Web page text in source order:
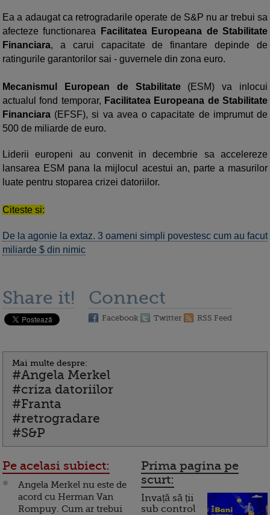
Ea a adaugat ca retrogradarile operate de S&P nu ar trebui sa
afecteze functionarea
Facilitatea Europeana de Stabilitate
Financiara, a carui capacitate de finantare depinde de
ratingurile garantorilor sai - guvernele din zona euro.
Mecanismul European de Stabilitate(ESM) va inlocui
actualul fond temporar, Facilitatea Europeana de Stabilitate
Financiara (EFSF), si va avea o capacitate de imprumut de
500 de miliarde de euro.
Liderii europeni au convenit in decembrie sa accelereze
lansarea ESM pana la mijlocul acestui an, parte a masurilor
luate pentru stoparea crizei datoriilor.
Citeste si:
De la agonie la extaz. 3 oameni simpli povestesc cum au facut
miliarde $ din nimic
Share it! Connect
Facebook Twitter RSS Feed
Mai multe despre:
#Angela Merkel
#criza datoriilor
#Franta
#retrogradare
#S&P
Pe acelasi subiect:
Angela Merkel nu este de
acord cu Herman Van
Rompuy. Cum ar trebui
Prima pagina pe
scurt:
Invață să ții
sub control